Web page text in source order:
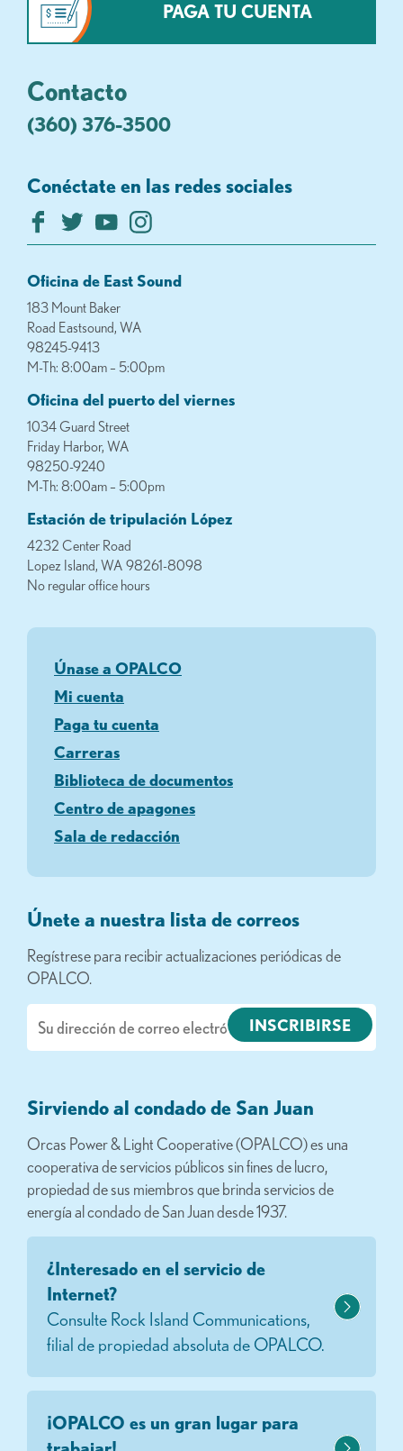
PAGA TU CUENTA
Contacto
(360) 376-3500
Conéctate en las redes sociales
Oficina de East Sound
183 Mount Baker
Road Eastsound, WA
98245-9413
M-Th: 8:00am – 5:00pm
Oficina del puerto del viernes
1034 Guard Street
Friday Harbor, WA
98250-9240
M-Th: 8:00am – 5:00pm
Estación de tripulación López
4232 Center Road
Lopez Island, WA 98261-8098
No regular office hours
Únase a OPALCO
Mi cuenta
Paga tu cuenta
Carreras
Biblioteca de documentos
Centro de apagones
Sala de redacción
Únete a nuestra lista de correos
Regístrese para recibir actualizaciones periódicas de
OPALCO.
electrónico
Sirviendo al condado de San Juan
Orcas Power & Light Cooperative (OPALCO) es una
cooperativa de servicios públicos sin fines de lucro,
propiedad de sus miembros que brinda servicios de
energía al condado de San Juan desde 1937.
¿Interesado en el servicio de
Internet?
Consulte Rock Island Communications,
filial de propiedad absoluta de OPALCO.
¡OPALCO es un gran lugar para